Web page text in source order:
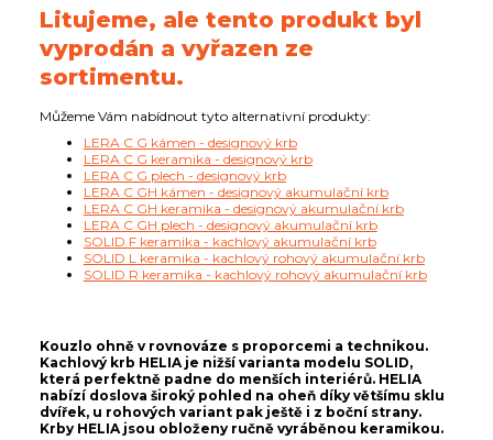
Litujeme, ale tento produkt byl
vyprodán a vyřazen ze
sortimentu.
Můžeme Vám nabídnout tyto alternativní produkty:
LERA C G kámen - designový krb
LERA C G keramika - designový krb
LERA C G plech - designový krb
LERA C GH kámen - designový akumulační krb
LERA C GH keramika - designový akumulační krb
LERA C GH plech - designový akumulační krb
SOLID F keramika - kachlový akumulační krb
SOLID L keramika - kachlový rohový akumulační krb
SOLID R keramika - kachlový rohový akumulační krb
Kouzlo ohně v rovnováze s proporcemi a technikou.
Kachlový krb HELIA je nižší varianta modelu SOLID,
která perfektně padne do menších interiérů. HELIA
nabízí doslova široký pohled na oheň díky většímu sklu
dvířek, u rohových variant pak ještě i z boční strany.
Krby HELIA jsou obloženy ručně vyráběnou keramikou.